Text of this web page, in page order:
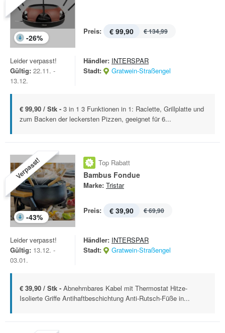
-26%
Preis: € 99,90 € 134,99
Leider verpasst!
Gültig: 22.11. -
13.12.
Händler: INTERSPAR
Stadt:
Gratwein-Straßengel
€ 99,90 / Stk - 3 in 1 3 Funktionen in 1: Raclette, Grillplatte und
zum Backen der leckersten Pizzen, geeignet für 6...
Verpasst!
-43%
Top Rabatt
Bambus Fondue
Marke: Tristar
Preis: € 39,90 € 69,90
Leider verpasst!
Gültig: 13.12. -
03.01.
Händler: INTERSPAR
Stadt:
Gratwein-Straßengel
€ 39,90 / Stk - Abnehmbares Kabel mit Thermostat Hitze-
Isolierte Griffe Antihaftbeschichtung Anti-Rutsch-Füße in...